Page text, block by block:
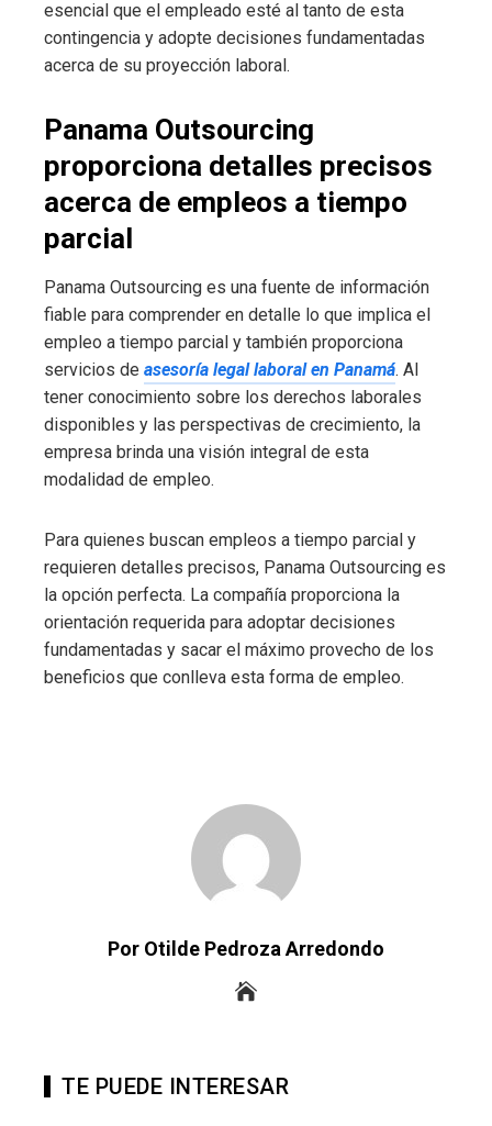
esencial que el empleado esté al tanto de esta
contingencia y adopte decisiones fundamentadas
acerca de su proyección laboral.
Panama Outsourcing
proporciona detalles precisos
acerca de empleos a tiempo
parcial
Panama Outsourcing es una fuente de información
fiable para comprender en detalle lo que implica el
empleo a tiempo parcial y también proporciona
servicios de asesoría legal laboral en Panamá. Al
tener conocimiento sobre los derechos laborales
disponibles y las perspectivas de crecimiento, la
empresa brinda una visión integral de esta
modalidad de empleo.
Para quienes buscan empleos a tiempo parcial y
requieren detalles precisos, Panama Outsourcing es
la opción perfecta. La compañía proporciona la
orientación requerida para adoptar decisiones
fundamentadas y sacar el máximo provecho de los
beneficios que conlleva esta forma de empleo.
Por Otilde Pedroza Arredondo
TE PUEDE INTERESAR